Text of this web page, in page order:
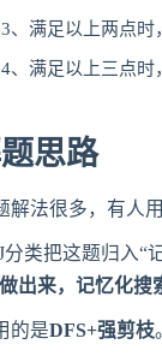
3、满足以上两点时
4、满足以上三点时
思路
解法很多，有人
分类把这题归入“
出来，记忆化搜
的是DFS+强剪枝